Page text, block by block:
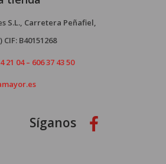
S.L., Carretera Peñafiel,
B40151268
21 04 – 606 37 43 50
Síganos